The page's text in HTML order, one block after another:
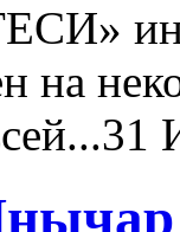
на
31